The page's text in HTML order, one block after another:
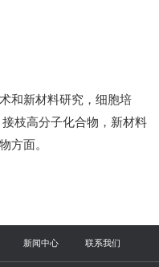
和新材料研究，细胞培
枝高分子化合物，新材料
方面。
新闻中心 联系我们